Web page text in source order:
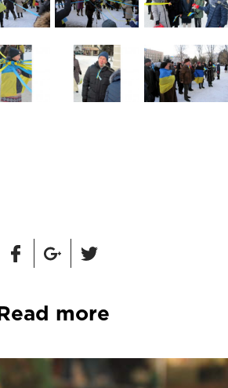
Read more